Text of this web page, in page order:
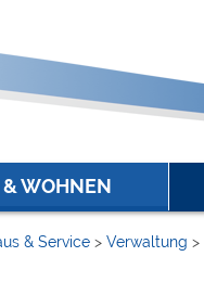
WOHNEN
& Service > Verwaltung >